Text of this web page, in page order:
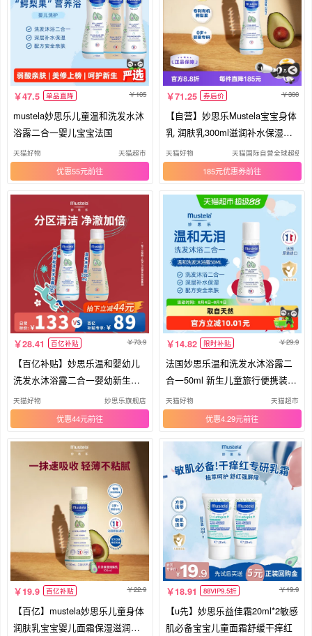
47.5 单品直降 105
mustela妙思乐儿童温和洗发水沐
浴露二合一婴儿宝宝法国
天猫好物 天猫超市
优惠55元
71.25 券后价 300
【自营】妙思乐Mustela宝宝身体
乳 润肤乳300ml滋润补水保湿法
国
天猫好物 天猫国际自营全球超级店
185元优惠券
28.41 百亿补贴 73.9
【百亿补贴】妙思乐温和婴幼儿
洗发水沐浴露二合一婴幼新生宝
宝
天猫好物 妙思乐旗舰店
优惠44元
14.82 限时补贴 29.9
法国妙思乐温和洗发水沐浴露二
合一50ml 新生儿童旅行便携装小
样
天猫好物 天猫超市
优惠4.29元
19.9 百亿补贴 22.9
【百亿】mustela妙思乐儿童身体
润肤乳宝宝婴儿面霜保湿滋润进
18.91 88VIP9.5折 19.9
【u先】妙思乐益佳霜20ml*2敏感
肌必备宝宝儿童面霜舒缓干痒红